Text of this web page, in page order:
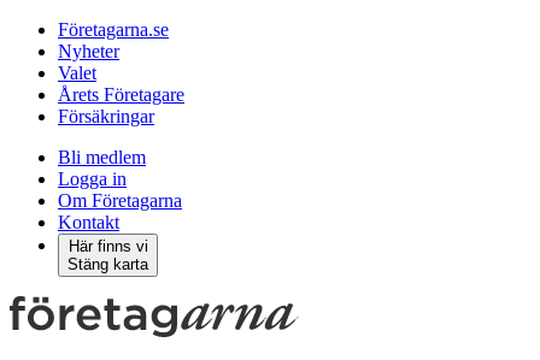
Företagarna.se
Nyheter
Valet
Årets Företagare
Försäkringar
Bli medlem
Logga in
Om Företagarna
Kontakt
Här finns vi
Stäng karta